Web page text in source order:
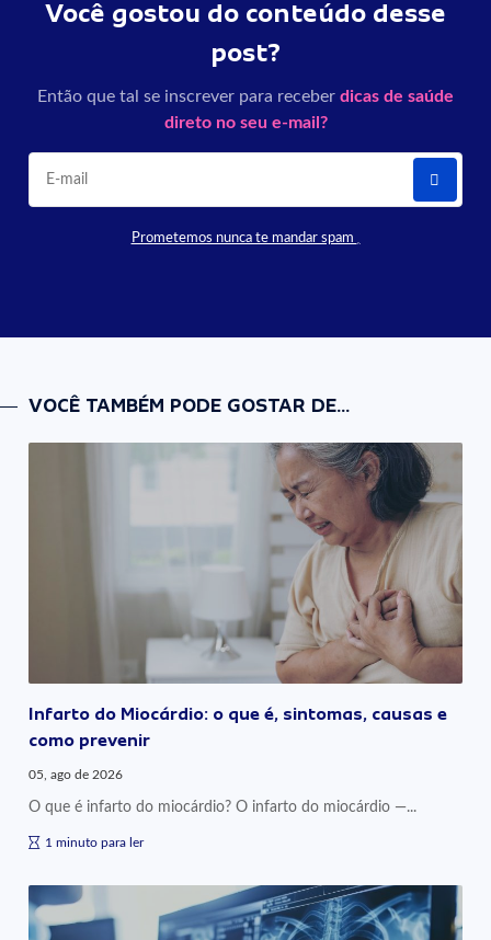
Você gostou do conteúdo desse
post?
Então que tal se inscrever para receber dicas de saúde
direto no seu e-mail?
Prometemos nunca te mandar spam
VOCÊ TAMBÉM PODE GOSTAR DE...
Infarto do Miocárdio: o que é, sintomas, causas e
como prevenir
05, ago de 2026
O que é infarto do miocárdio? O infarto do miocárdio —...
1 minuto para ler